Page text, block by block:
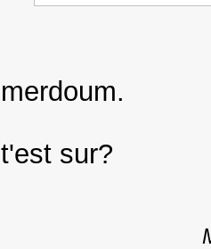
merdoum.
t'est sur?